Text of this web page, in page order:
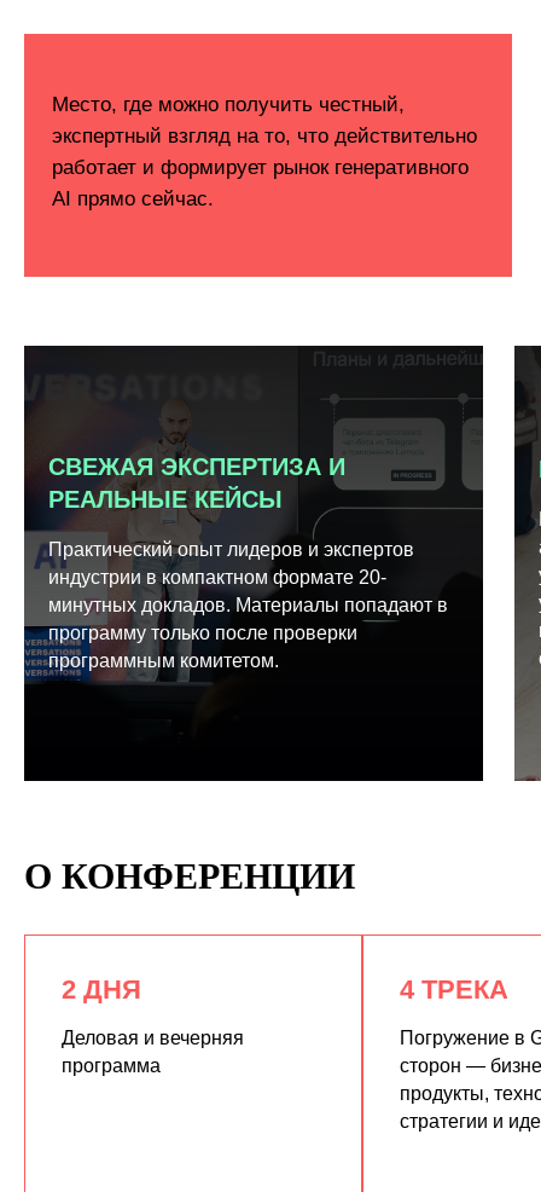
СВЕЖАЯ ЭКСПЕРТИЗА И
РЕАЛЬНЫЕ КЕЙСЫ
Практический опыт лидеров и экспертов
индустрии в компактном формате 20-
минутных докладов. Материалы попадают в
программу только после проверки
программным комитетом.
О КОНФЕРЕНЦИИ
2 ДНЯ
Деловая и вечерняя
программа
4 ТРЕКА
Погружение в
сторон —
продукты,
стратегии и